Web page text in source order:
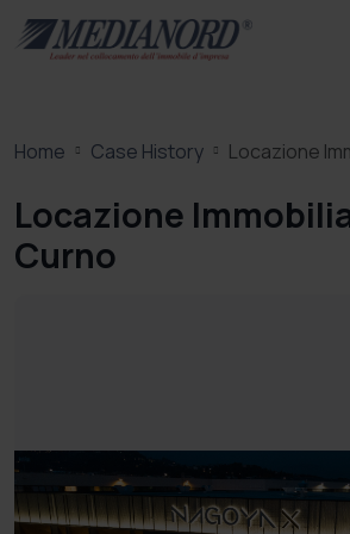
Home Case History Locazione
Locazione
Curno